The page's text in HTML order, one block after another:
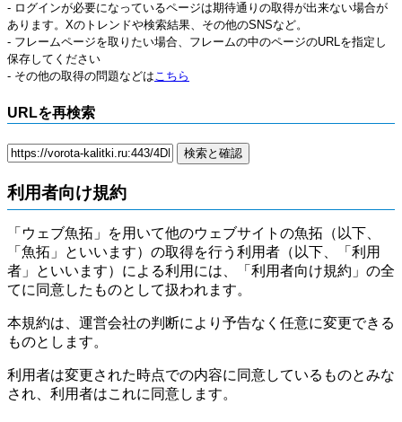
- ログインが必要になっているページは期待通りの取得が出来ない場合が
あります。Xのトレンドや検索結果、その他のSNSなど。
- フレームページを取りたい場合、フレームの中のページのURLを指定し
保存してください
- その他の取得の問題などはこちら
URLを再検索
利用者向け規約
「ウェブ魚拓」を用いて他のウェブサイトの魚拓（以下、
「魚拓」といいます）の取得を行う利用者（以下、「利用
者」といいます）による利用には、「利用者向け規約」の全
てに同意したものとして扱われます。
本規約は、運営会社の判断により予告なく任意に変更できる
ものとします。
利用者は変更された時点での内容に同意しているものとみな
され、利用者はこれに同意します。